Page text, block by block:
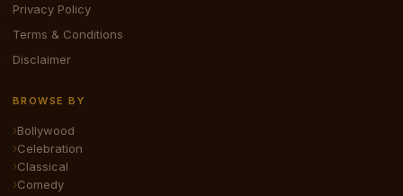
Privacy Policy
Terms & Conditions
Disclaimer
BROWSE BY
Bollywood
Celebration
Classical
Comedy